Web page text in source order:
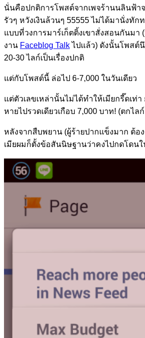
นั่นคือปกติการโพสต์จากเพจร้านนลินฟ้า
รัวๆ หวังเงินล้วนๆ 55555 ไม่ได้มานั่งทัก
แบบที่วงการมาร์เก็ตติ้งเขาสั่งสอนกันมา
งาน Faceblog Talkไปแล้ว) ดังนั้นโพสต์
20-30 ไลก์เป็นเรื่องปกติ
แต่กับโพสต์นี้ ล่อไป 6-7,000 ในวันเดียว
แต่ตัวเลขเหล่านั้นไม่ได้ทำให้เมียกรี๊ดเท่า
หายไปรวดเดียวเกือบ 7,000 บาท! (ตกไล
หลังจากสืบพยาน (ผู้ร้ายปากแข็งมาก ต้อ
เมียผมก็ตั้งข้อสันนิษฐานว่าคงไปกดโดนใ